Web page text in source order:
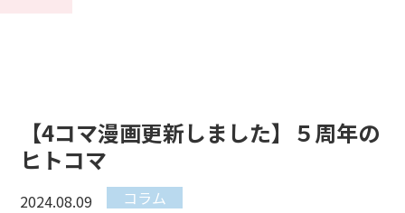
【4コマ漫画更新しました】５周年の
ヒトコマ
2024.08.09 コラム